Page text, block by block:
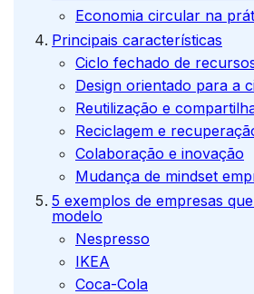
Economia circular na
Principais características
Ciclo fechado de
Design orientado para a
Reutilização e
Reciclagem e
Colaboração e inovação
Mudança de mindset
5 exemplos de empresas
modelo
Nespresso
IKEA
Coca-Cola